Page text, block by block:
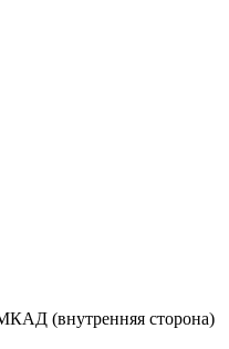
(внутренняя сторона)